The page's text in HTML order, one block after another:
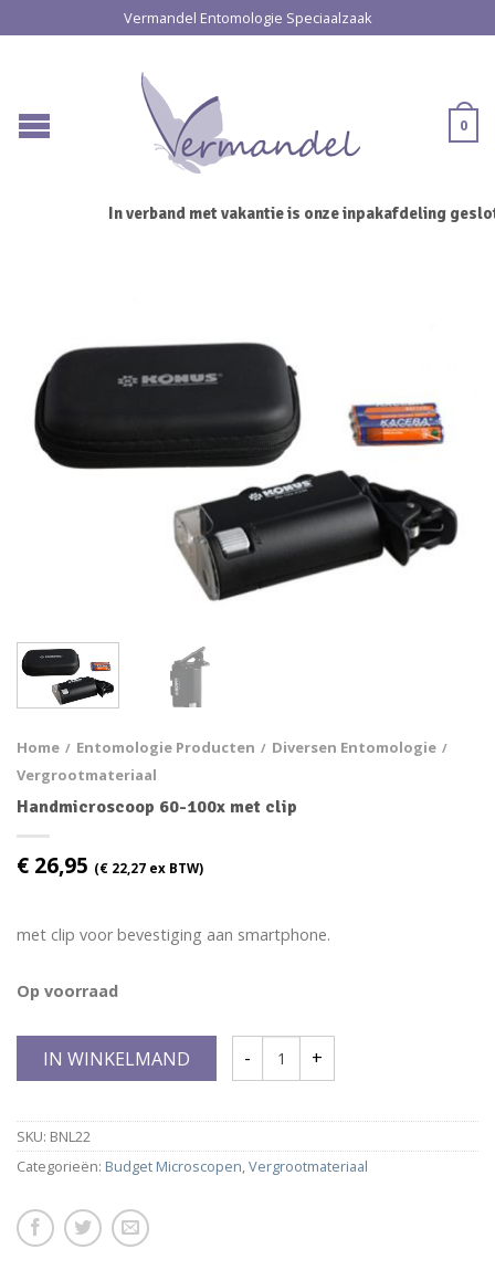
Vermandel Entomologie Speciaalzaak
0
In verband met vakantie is onze inpakafdeling
Home / Entomologie Producten / Diversen Entomologie /
Vergrootmateriaal
Handmicroscoop 60-100x met clip
€ 26,95 (€ 22,27 ex BTW)
met clip voor bevestiging aan smartphone.
Op voorraad
IN WINKELMAND
SKU: BNL22
Categorieën: Budget Microscopen,Vergrootmateriaal